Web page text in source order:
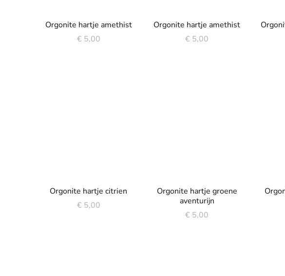
Orgonite hartje amethist
€ 5,00
Orgonite hartje amethist
€ 5,00
Orgonite hartje citrien
€ 5,00
Orgonite hartje groene
aventurijn
€ 5,00